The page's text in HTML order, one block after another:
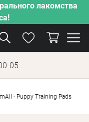
лакомства
05
- Puppy Training Pads